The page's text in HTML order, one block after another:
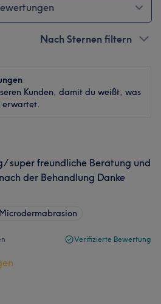
Nach Sternen filtern
Kunden, damit du weißt, was
erwartet.
super freundliche Beratung und
der Behandlung Danke
Microdermabrasion
Verifizierte Bewertung